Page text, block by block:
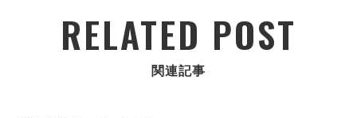
RELATED POST
関連記事